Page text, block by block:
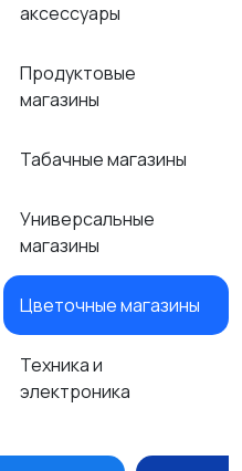
аксессуары
Продуктовые
магазины
Табачные магазины
Универсальные
магазины
Цветочные магазины
Техника и
электроника